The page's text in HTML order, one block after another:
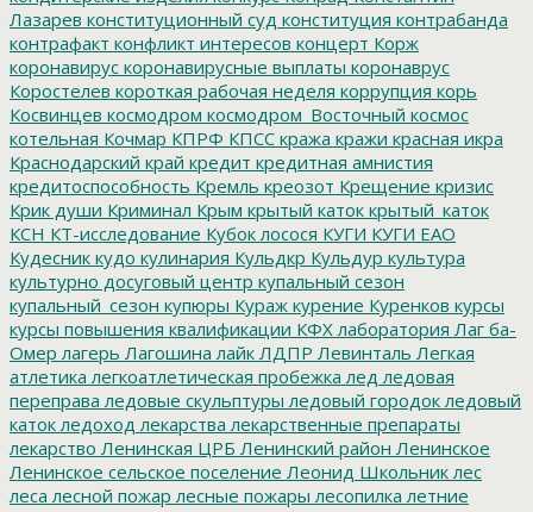
Лазарев конституционный суд конституция контрабанда
контрафакт конфликт интересов концерт Корж
коронавирус коронавирусные выплаты коронаврус
Коростелев короткая рабочая неделя коррупция корь
Косвинцев космодром космодром_Восточный космос
котельная Кочмар КПРФ КПСС кража кражи красная икра
Краснодарский край кредит кредитная амнистия
кредитоспособность Кремль креозот Крещение кризис
Крик души Криминал Крым крытый каток крытый_каток
КСН КТ-исследование Кубок лосося КУГИ КУГИ ЕАО
Кудесник кудо кулинария Кульдкр Кульдур культура
культурно досуговый центр купальный сезон
купальный_сезон купюры Кураж курение Куренков курсы
курсы повышения квалификации КФХ лаборатория Лаг ба-
Омер лагерь Лагошина лайк ЛДПР Левинталь Легкая
атлетика легкоатлетическая пробежка лед ледовая
переправа ледовые скульптуры ледовый городок ледовый
каток ледоход лекарства лекарственные препараты
лекарство Ленинская ЦРБ Ленинский район Ленинское
Ленинское сельское поселение Леонид Школьник лес
леса лесной пожар лесные пожары лесопилка летние